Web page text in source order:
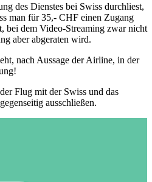
des Dienstes bei Swiss durchliest,
man für 35,- CHF einen Zugang
bei dem Video-Streaming zwar nicht
aber abgeraten wird.
nach Aussage der Airline, in der
Flug mit der Swiss und das
ausschließen.